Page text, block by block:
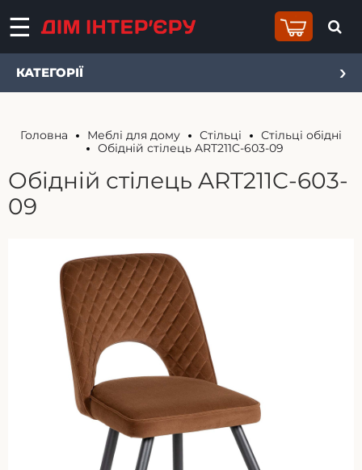
КАТЕГОРІЇ
Головна Меблі для дому Стільці
Стільці обідні
Обідній стілець ART211C-603-09
Обідній стілець ART211C-603-
09